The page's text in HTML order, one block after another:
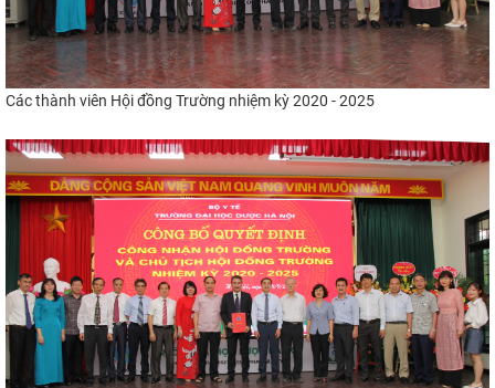
Các thành viên Hội đồng Trường nhiệm kỳ 2020 - 2025